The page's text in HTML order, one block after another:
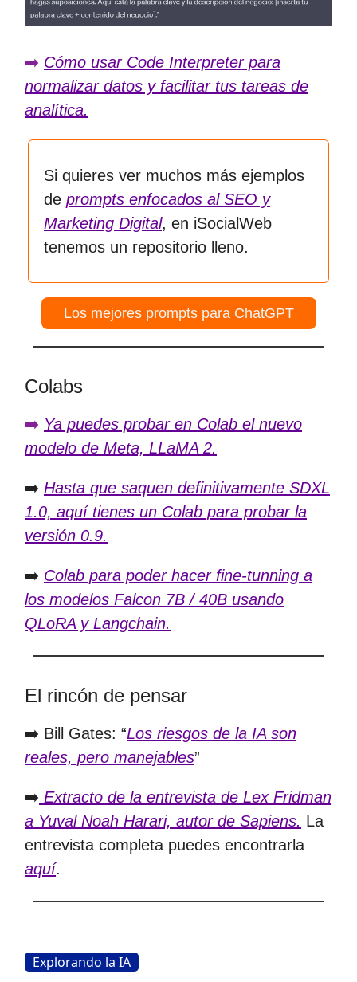
➡️ Cómo usar Code Interpreter para
normalizar datos y facilitar tus tareas de
analítica.
Si quieres ver muchos más ejemplos
de prompts enfocados al SEO y
Marketing Digital, en iSocialWeb
tenemos un repositorio lleno.
Los mejores prompts para ChatGPT
Colabs
➡️ Ya puedes probar en Colab el nuevo
modelo de Meta, LLaMA 2.
➡️ Hasta que saquen definitivamente SDXL
1.0, aquí tienes un Colab para probar la
versión 0.9.
➡️ Colab para poder hacer fine-tunning a
los modelos Falcon 7B / 40B usando
QLoRA y Langchain.
El rincón de pensar
➡️ Bill Gates: “Los riesgos de la IA son
reales, pero manejables”
➡️ Extracto de la entrevista de Lex Fridman
a Yuval Noah Harari, autor de Sapiens. La
entrevista completa puedes encontrarla
aquí.
Explorando la IA